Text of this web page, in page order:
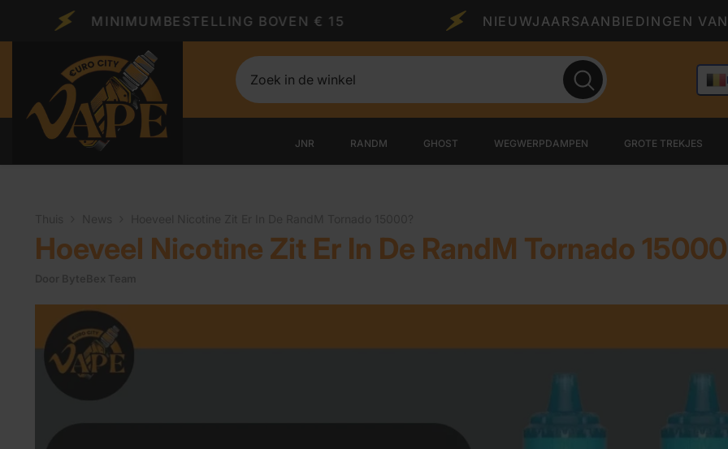
MINIMUMBESTELLING BOVEN € 15 NIEUWJAARSAANBIEDINGEN VAN 50%
JNR RANDM GHOST WEGWERPDAMPEN GROTE TREKJES
Hoeveel Nicotine Zit Er In De RandM Tornado